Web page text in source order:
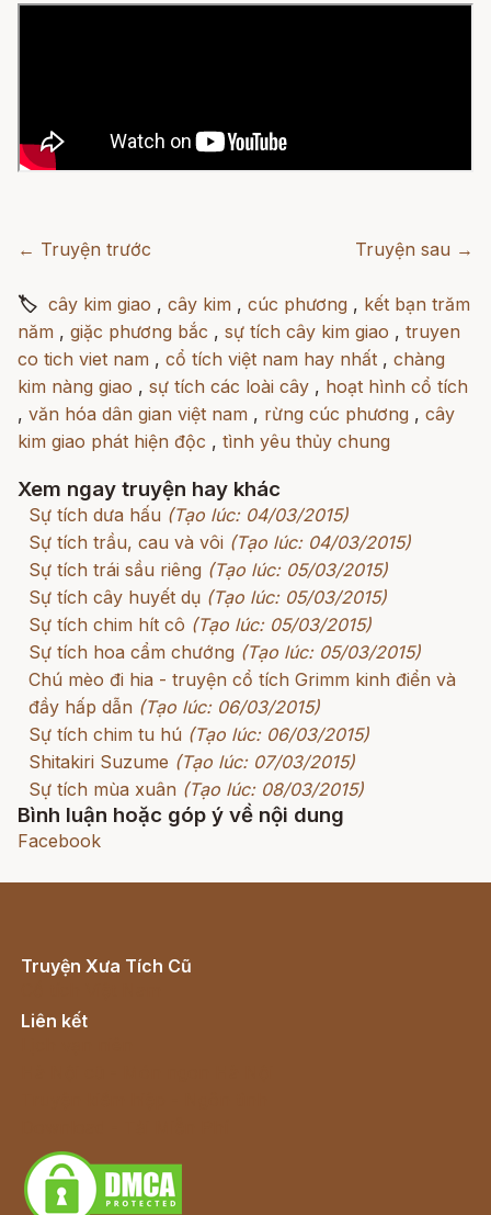
← Truyện trước Truyện sau →
🏷 cây kim giao , cây kim , cúc phương , kết bạn trăm
năm , giặc phương bắc , sự tích cây kim giao , truyen
co tich viet nam , cổ tích việt nam hay nhất , chàng
kim nàng giao , sự tích các loài cây , hoạt hình cổ tích
, văn hóa dân gian việt nam , rừng cúc phương , cây
kim giao phát hiện độc , tình yêu thủy chung
Xem ngay truyện hay khác
Sự tích dưa hấu (Tạo lúc: 04/03/2015)
Sự tích trầu, cau và vôi (Tạo lúc: 04/03/2015)
Sự tích trái sầu riêng (Tạo lúc: 05/03/2015)
Sự tích cây huyết dụ (Tạo lúc: 05/03/2015)
Sự tích chim hít cô (Tạo lúc: 05/03/2015)
Sự tích hoa cẩm chướng (Tạo lúc: 05/03/2015)
Chú mèo đi hia - truyện cổ tích Grimm kinh điển và
đầy hấp dẫn (Tạo lúc: 06/03/2015)
Sự tích chim tu hú (Tạo lúc: 06/03/2015)
Shitakiri Suzume (Tạo lúc: 07/03/2015)
Sự tích mùa xuân (Tạo lúc: 08/03/2015)
Bình luận hoặc góp ý về nội dung
Facebook
Truyện Xưa Tích Cũ
Liên kết